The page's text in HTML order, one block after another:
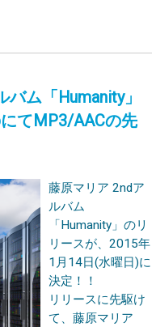
バム「Humanity」
てMP3/AACの先
藤原マリア 2ndア
ルバム
「Humanity」のリ
リースが、2015年
1月14日(水曜日)に
決定！！
リリースに先駆け
て、藤原マリア